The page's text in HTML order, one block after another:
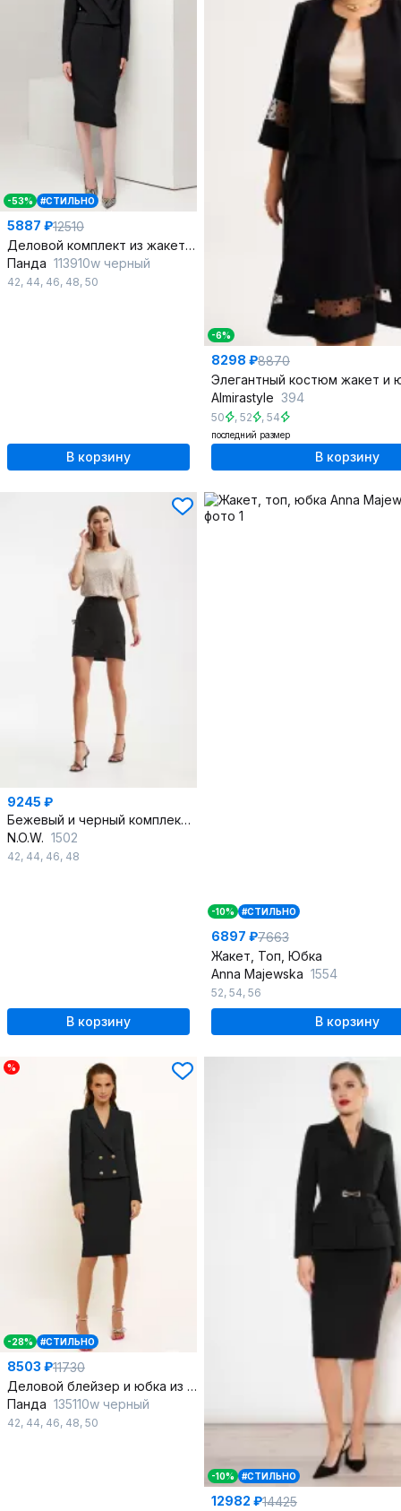
-53% #СТИЛЬНО
5887 ₽12510
Деловой комплект из жакета и юбки из поливискозы
Панда 113910w черный
42, 44, 46, 48, 50
В корзину
-6%
8298 ₽8870
Almirastyle 394
50 , 52 , 54
последний размер
В корзину
9245 ₽
Бежевый и черный комплект блуза и юбка с пайетками
N.O.W. 1502
42, 44, 46, 48
В корзину
-10% #СТИЛЬНО
6897 ₽7663
Жакет, Топ, Юбка
Anna Majewska 1554
52, 54, 56
В корзину
%
-28% #СТИЛЬНО
8503 ₽11730
Деловой блейзер и юбка из текстиля для строгих образов
Панда 135110w черный
42, 44, 46, 48, 50
-10% #СТИЛЬНО
12982 ₽14425